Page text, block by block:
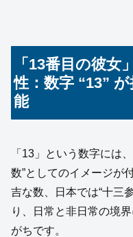
「13番目の彼
性：数字 “13”
能
「13」という数字には
数”としてのイメージが
吉な数、日本では“十三
り、日常と非日常の境
がちです。